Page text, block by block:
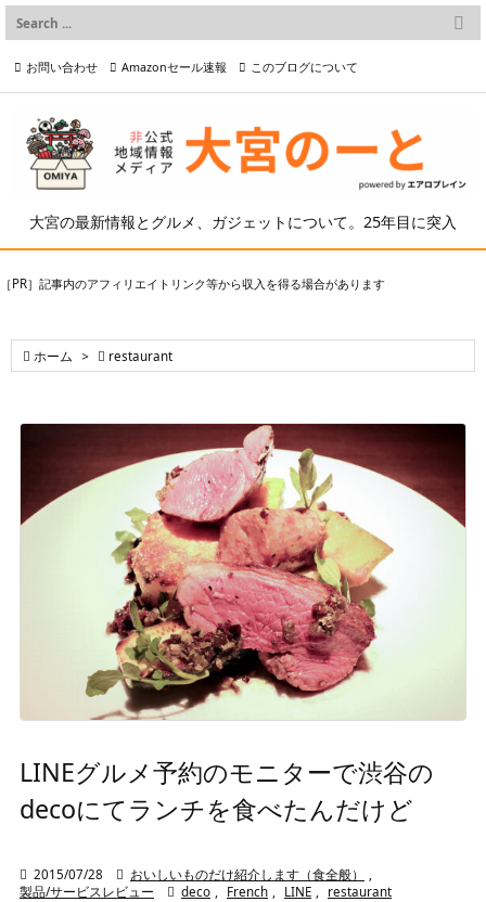
大宮の最新情報とグルメ、ガジェットについて。25年目に突入

メニュー

検索
お問い合わせ Amazonセール速報 このブログについて
プライバシーポリシー等
［PR］記事内のアフィリエイトリンク等から収入を得る場合があります
 ホーム >  restaurant
LINEグルメ予約のモニターで渋谷の
decoにてランチを食べたんだけど
 2015/07/28  おいしいものだけ紹介します（食全般）
,
製品/サービスレビュー
 deco , French , LINE , restaurant